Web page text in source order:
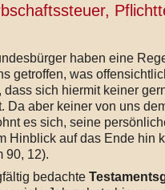
haben eine
getroffen, was
dass sich hiermit keiner
Da aber keiner von uns
es sich, seine
Hinblick auf das Ende hin
90, 12).
bedachte